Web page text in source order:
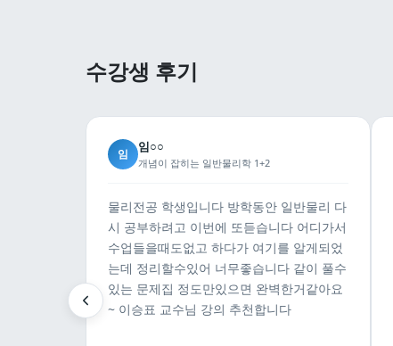
수강생 후기
임 임○○
개념이 잡히는 일반물리학 1+2
물리전공 학생입니다 방학동안 일반물리 다
시 공부하려고 이번에 또듣습니다 어디가서
수업들을때도없고 하다가 여기를 알게되었
는데 정리할수있어 너무좋습니다 같이 풀수
있는 문제집 정도만있으면 완벽한거같아요
~ 이승표 교수님 강의 추천합니다